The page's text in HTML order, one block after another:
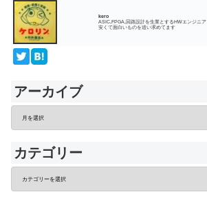
kero
ASIC,FPGA,回路設計を生業とするHWエンジニア
安くて面白いものを追い求めてます
アーカイブ
カテゴリー